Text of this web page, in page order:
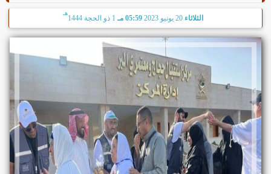
الثلاثاء 05:59 مـ 1 ذو الحجة 1444
هـ